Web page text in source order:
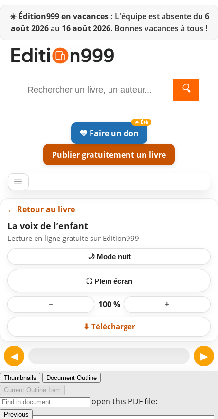
☀️ Édition999 en vacances : L'équipe est absente du 6
août 2026au 16 août 2026. Bonnes vacances à tous !
🔍
💛 Faire un don
Publier gratuitement un livre
← Retour au livre
La voix de l’enfant
Lecture en ligne gratuite sur Edition999
🌙 Mode nuit
⛶ Plein écran
− 100 % +
⬇ Télécharger
◀ ▶
Thumbnails
Document Outline
Current Outline Item
Previous
Enter the password to open this PDF file: